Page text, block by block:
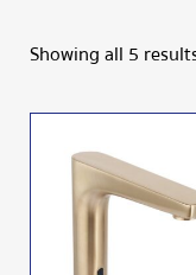
Showing all 5